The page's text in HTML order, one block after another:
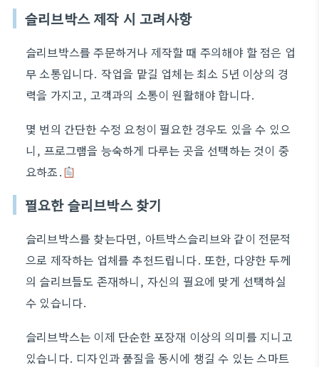
슬리브박스 제작 시 고려사항
슬리브박스를 주문하거나 제작할 때 주의해야 할 점은 업
무 소통입니다. 작업을 맡길 업체는 최소 5년 이상의 경
력을 가지고, 고객과의 소통이 원활해야 합니다.
몇 번의 간단한 수정 요청이 필요한 경우도 있을 수 있으
니, 프로그램을 능숙하게 다루는 곳을 선택하는 것이 중
요하죠.
필요한 슬리브박스 찾기
슬리브박스를 찾는다면, 아트박스슬리브와 같이 전문적
으로 제작하는 업체를 추천드립니다. 또한, 다양한 두께
의 슬리브들도 존재하니, 자신의 필요에 맞게 선택하실
수 있습니다.
슬리브박스는 이제 단순한 포장재 이상의 의미를 지니고
있습니다. 디자인과 품질을 동시에 챙길 수 있는 스마트